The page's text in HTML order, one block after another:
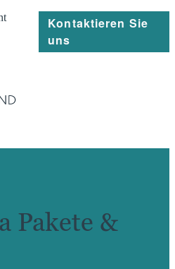
Kontaktieren Sie
uns
Pakete &